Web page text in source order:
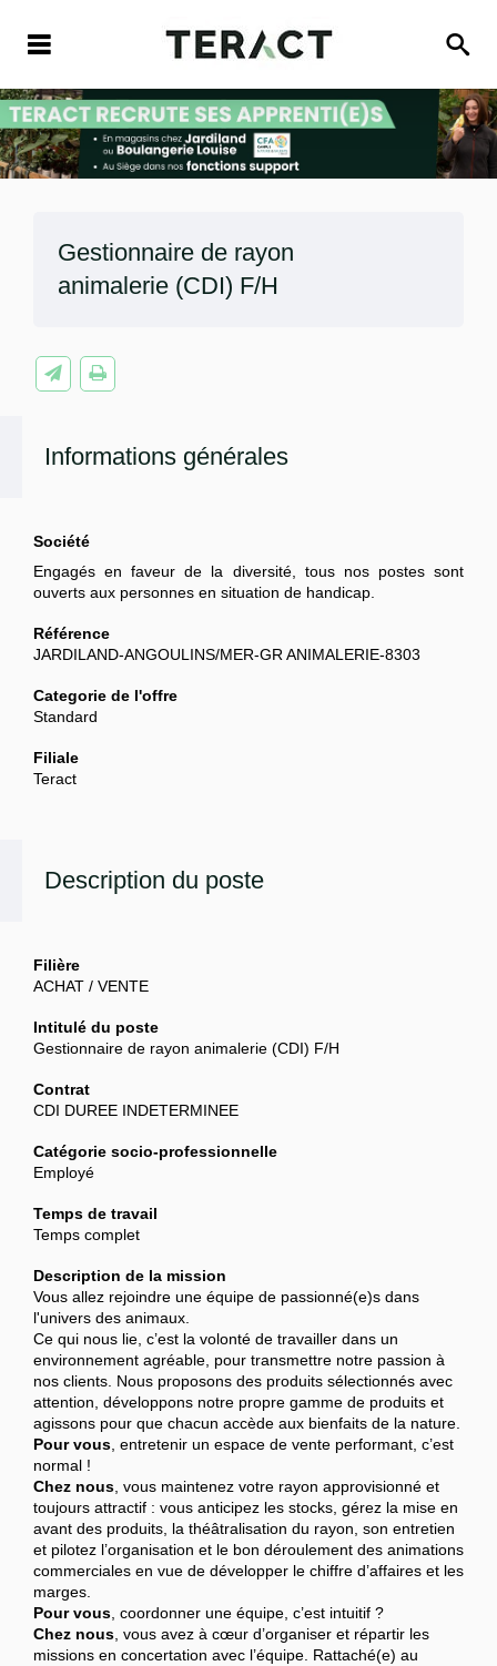
Gestionnaire de rayon
animalerie (CDI) F/H
Description du poste
Filière
ACHAT / VENTE
Intitulé du poste
Gestionnaire de rayon animalerie (CDI) F/H
Contrat
CDI DUREE INDETERMINEE
Catégorie socio-professionnelle
Employé
Temps de travail
Temps complet
Description de la mission
Vous allez rejoindre une équipe de passionné(e)s dans
l'univers des animaux.
Ce qui nous lie, c’est la volonté de travailler dans un
environnement agréable, pour transmettre notre passion à
nos clients. Nous proposons des produits sélectionnés avec
attention, développons notre propre gamme de produits et
agissons pour que chacun accède aux bienfaits de la nature.
Pour vous , entretenir un espace de vente performant, c’est
normal !
Chez nous , vous maintenez votre rayon approvisionné et
toujours attractif : vous anticipez les stocks, gérez la mise en
avant des produits, la théâtralisation du rayon, son entretien
et pilotez l’organisation et le bon déroulement des animations
commerciales en vue de développer le chiffre d’affaires et les
marges.
Pour vous , coordonner une équipe, c’est intuitif ?
Chez nous , vous avez à cœur d’organiser et répartir les
missions en concertation avec l’équipe. Rattaché(e) au
Informations générales
Société
Engagés en faveur de la diversité, tous nos postes sont
ouverts aux personnes en situation de handicap.
Référence
JARDILAND-ANGOULINS/MER-GR ANIMALERIE-8303
Categorie de l'offre
Standard
Filiale
Teract